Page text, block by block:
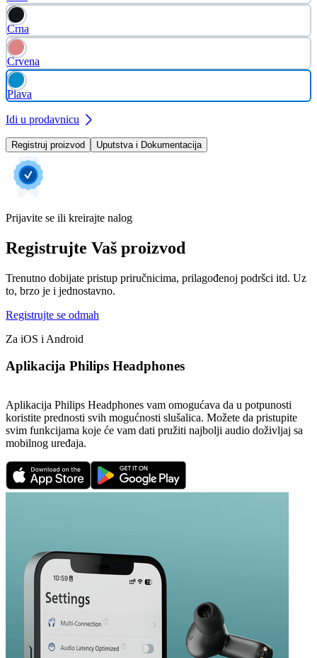
Crna
Crvena
Plava
Idi u prodavnicu
Registruj proizvod Uputstva i Dokumentacija
Prijavite se ili kreirajte nalog
Registrujte Vaš proizvod
Trenutno dobijate pristup priručnicima, prilagođenoj podršci itd. Uz
to, brzo je i jednostavno.
Registrujte se odmah
Za iOS i Android
Aplikacija Philips Headphones
Aplikacija Philips Headphones vam omogućava da u potpunosti
koristite prednosti svih mogućnosti slušalica. Možete da pristupite
svim funkcijama koje će vam dati pružiti najbolji audio doživljaj sa
mobilnog uređaja.